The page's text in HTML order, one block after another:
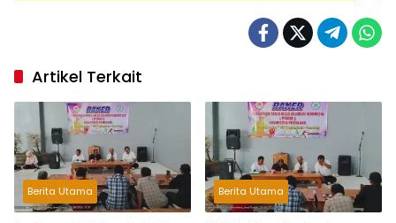
Artikel Terkait
Berita Utama Berita Utama